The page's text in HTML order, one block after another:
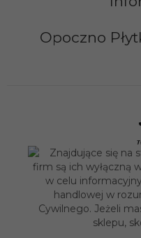
Opoczno